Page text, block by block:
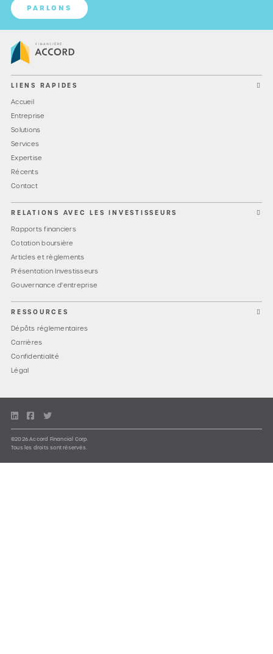
PARLONS
LIENS RAPIDES
Accueil
Entreprise
Solutions
Services
Expertise
Récents
Contact
RELATIONS AVEC LES INVESTISSEURS
Rapports financiers
Cotation boursière
Articles et règlements
Présentation Investisseurs
Gouvernance d'entreprise
RESSOURCES
Dépôts réglementaires
Carrières
Confidentialité
Légal
©2026 Accord Financial Corp.
Tous les droits sont réservés.